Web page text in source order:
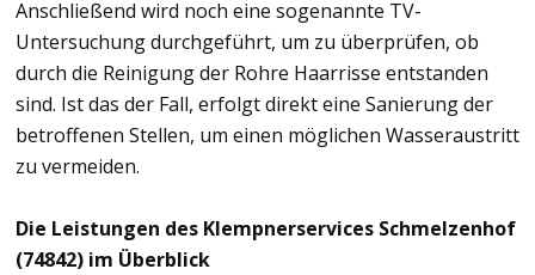
Anschließend wird noch eine sogenannte TV-
Untersuchung durchgeführt, um zu überprüfen, ob
durch die Reinigung der Rohre Haarrisse entstanden
sind. Ist das der Fall, erfolgt direkt eine Sanierung der
betroffenen Stellen, um einen möglichen Wasseraustritt
zu vermeiden.
Die Leistungen des Klempnerservices Schmelzenhof
(74842) im Überblick